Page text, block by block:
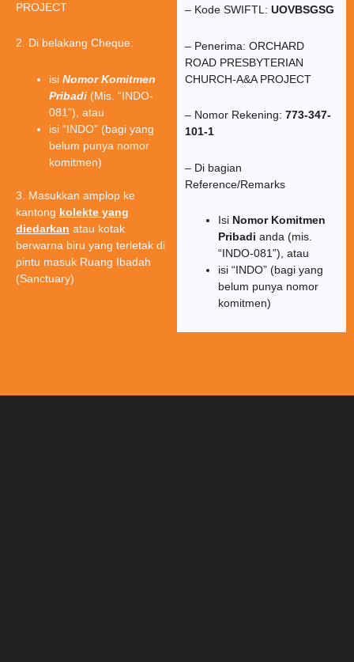
– Kode SWIFTL: UOVBSGSG
– Penerima: ORCHARD
ROAD PRESBYTERIAN
CHURCH-A&A PROJECT
– Nomor Rekening: 773-347-
101-1
– Di bagian
Reference/Remarks
Isi Nomor Komitmen
Pribadi anda (mis.
“INDO-081”), atau
isi “INDO” (bagi yang
belum punya nomor
komitmen)
PROJECT
2. Di belakang Cheque:
isi Nomor Komitmen
Pribadi (Mis. “INDO-
081”), atau
isi “INDO” (bagi yang
belum punya nomor
komitmen)
3. Masukkan amplop ke
kantong kolekte yang
diedarkan atau kotak
berwarna biru yang terletak di
pintu masuk Ruang Ibadah
(Sanctuary)